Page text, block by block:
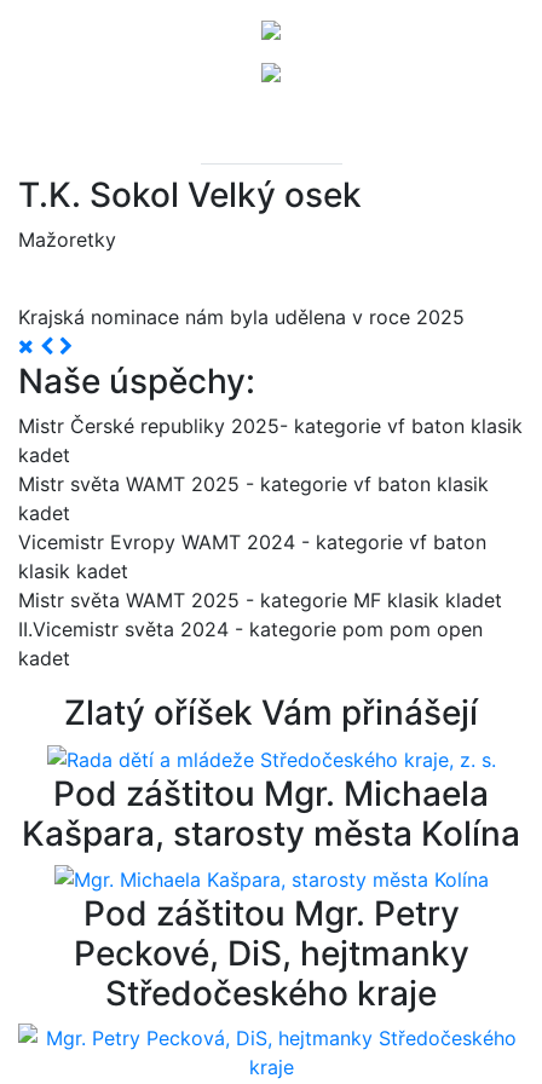
T.K. Sokol Velký osek
Mažoretky
Krajská nominace nám byla udělena v roce 2025
Naše úspěchy:
Mistr Čerské republiky 2025- kategorie vf baton klasik
kadet
Mistr světa WAMT 2025 - kategorie vf baton klasik
kadet
Vicemistr Evropy WAMT 2024 - kategorie vf baton
klasik kadet
Mistr světa WAMT 2025 - kategorie MF klasik kladet
II.Vicemistr světa 2024 - kategorie pom pom open
kadet
Zlatý oříšek Vám přinášejí
Pod záštitou Mgr. Michaela
Kašpara, starosty města Kolína
Pod záštitou Mgr. Petry
Peckové, DiS, hejtmanky
Středočeského kraje